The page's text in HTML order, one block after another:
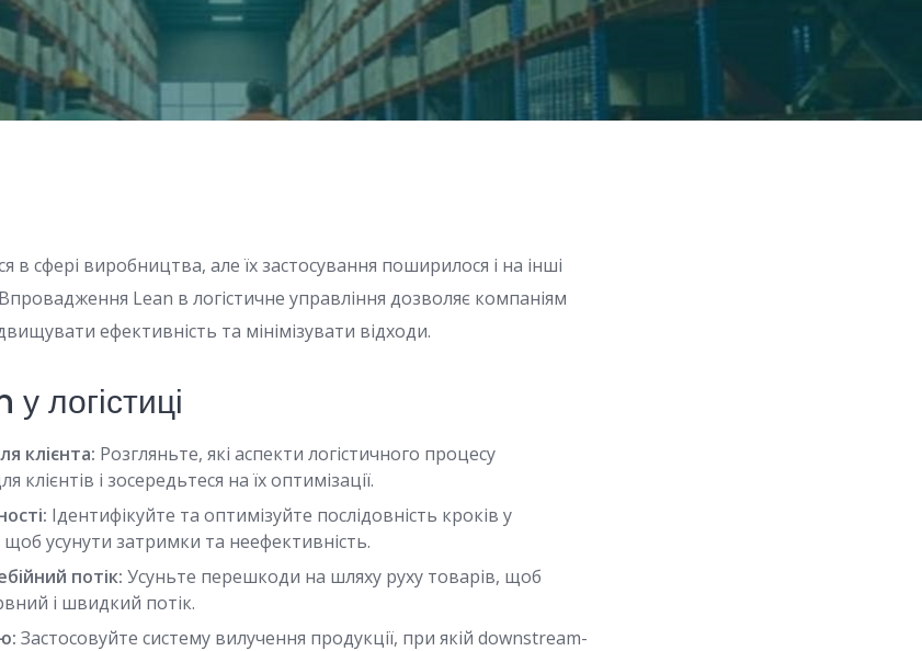
сфері виробництва, але їх застосування поширилося і на інші
Впровадження Lean в логістичне управління дозволяє компаніям
ефективність та мінімізувати відходи.
логістиці
клієнта: Розгляньте, які аспекти логістичного процесу
клієнтів і зосередьтеся на їх оптимізації.
Ідентифікуйте та оптимізуйте послідовність кроків у
щоб усунути затримки та неефективність.
потік: Усуньте перешкоди на шляху руху товарів, щоб
і швидкий потік.
Застосовуйте систему вилучення продукції, при якій downstream-